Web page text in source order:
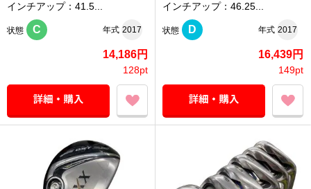
インチアップ：41.5...
状態 C 年式 2017
14,186円
128pt
インチアップ：46.25...
状態 D 年式 2017
16,439円
149pt